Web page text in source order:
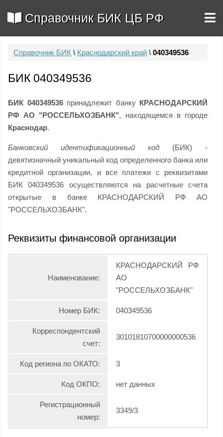
Справочник БИК ЦБ РФ
Справочник БИК \ Краснодарский край \ 040349536
БИК 040349536
БИК 040349536принадлежит банку КРАСНОДАРСКИЙ
РФ АО "РОССЕЛЬХОЗБАНК", находящемся в городе
Краснодар.
Банковский идентификационный код (БИК) -
девятизначный уникальный код определенного банка или
кредитной организации, и все платежи с реквизитами
БИК 040349536 осуществляются на расчетные счета
открытые в банке КРАСНОДАРСКИЙ РФ АО
"РОССЕЛЬХОЗБАНК".
Реквизиты финансовой организации
Наименование:
КРАСНОДАРСКИЙ РФ
АО
"РОССЕЛЬХОЗБАНК"
Номер БИК: 040349536
Корреспондентский
счет:
30101810700000000536
Код региона по ОКАТО: 3
Код ОКПО: нет данных
Регистрационный
номер:
3349/3